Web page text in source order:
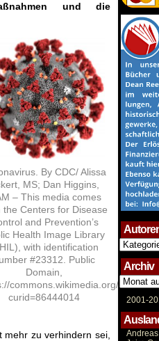
und die
By CDC/ Alissa
MS; Dan Higgins,
– This media comes
the Centers for Disease
and Prevention’s
Health Image Library
with identification
#23312. Public
Domain,
commons.wikimedia.org/w/
curid=86444014
zu verhindern sei,
Autoren/-
innen
Archiv
Archiv
2001-